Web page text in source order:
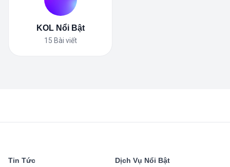
KOL Nổi Bật
15 Bài viết
Tin Tức Dịch Vụ Nổi Bật